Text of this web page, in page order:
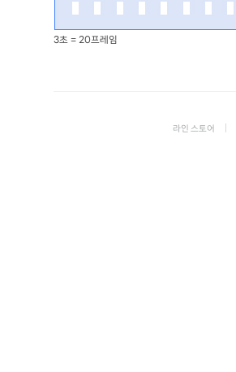
3초 = 20프레임
라인 스토어